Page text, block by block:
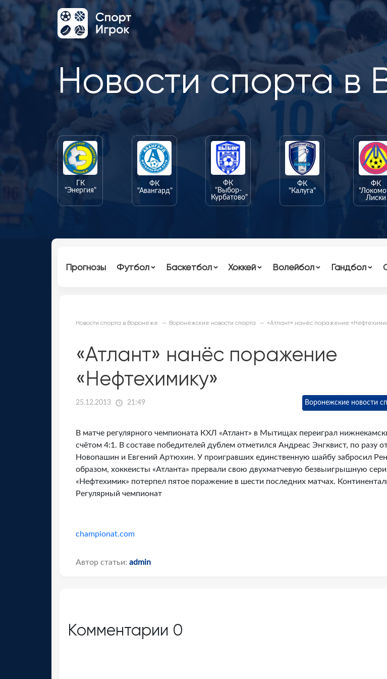
Новости спорта в
ГК
"Энергия"
ФК
"Авангард"
ФК
"Выбор-
Курбатово"
ФК
"Калуга"
ФК
Лиски
Прогнозы Футбол Баскетбол Хоккей Волейбол Гандбол
Новости спорта в Воронеже Воронежские новости спорта «Атлант» нанёс поражение
«Атлант» нанёс поражение
«Нефтехимику»
25.12.2013 21:49 Воронежские новости
В матче регулярного чемпионата КХЛ «Атлант» в Мытищах переиграл
счётом 4:1. В составе победителей дублем отметился Андреас Энгквист, по разу
Новопашин и Евгений Артюхин. У проигравших единственную шайбу забросил
образом, хоккеисты «Атланта» прервали свою двухматчевую безвыигрышную
«Нефтехимик» потерпел пятое поражение в шести последних матчах.
Регулярный чемпионат
championat.com
Автор статьи: admin
Комментарии 0